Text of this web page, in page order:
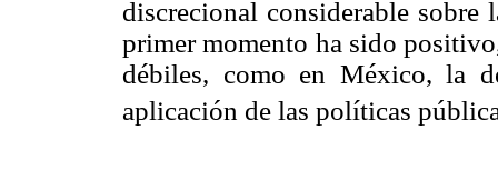
discrecional considerable
primer momento ha sido
débiles, como en México, la
aplicación de las políticas